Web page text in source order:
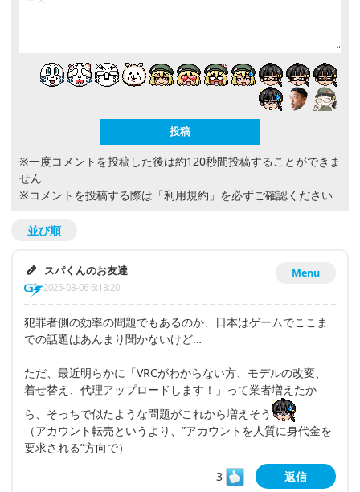
※一度コメントを投稿した後は約120秒間投稿することができま
せん
※コメントを投稿する際は 「利用規約」 を必ずご確認ください
並び順
Menu
スパくんのお友達
2025-03-06 6:13:20
犯罪者側の効率の問題でもあるのか、日本はゲームでここま
での話題はあんまり聞かないけど…
ただ、最近明らかに「VRCがわからない方、モデルの改変、
着せ替え、代理アップロードします！」って業者増えたか
ら、そっちで似たような問題がこれから増えそう
（アカウント転売というより、”アカウントを人質に身代金を
要求される”方向で）
3
返信